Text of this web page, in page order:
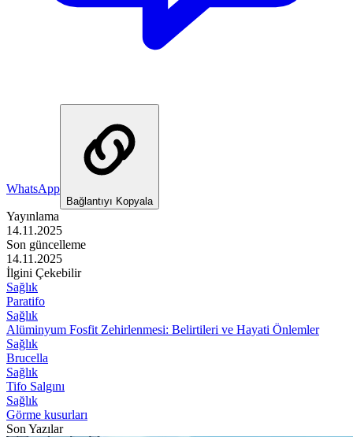
WhatsApp
Bağlantıyı Kopyala
Yayınlama
14.11.2025
Son güncelleme
14.11.2025
İlgini Çekebilir
Sağlık
Paratifo
Sağlık
Alüminyum Fosfit Zehirlenmesi: Belirtileri ve Hayati Önlemler
Sağlık
Brucella
Sağlık
Tifo Salgını
Sağlık
Görme kusurları
Son Yazılar